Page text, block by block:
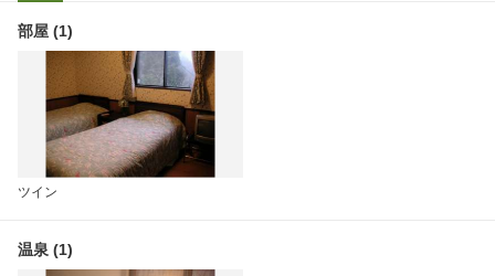
部屋 (1)
ツイン
温泉 (1)